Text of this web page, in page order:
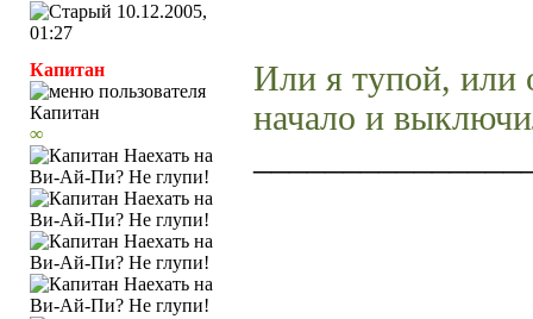
10.12.2005,
01:27
Капитан
∞
Или я тупой, или
начало и